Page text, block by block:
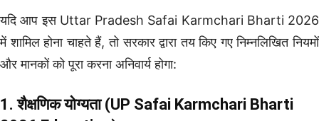
यदि आप इस Uttar Pradesh Safai Karmchari Bharti 2026
में शामिल होना चाहते हैं, तो सरकार द्वारा तय किए गए निम्नलिखित नियमों
और मानकों को पूरा करना अनिवार्य होगा:
1. शैक्षणिक योग्यता (UP Safai Karmchari Bharti